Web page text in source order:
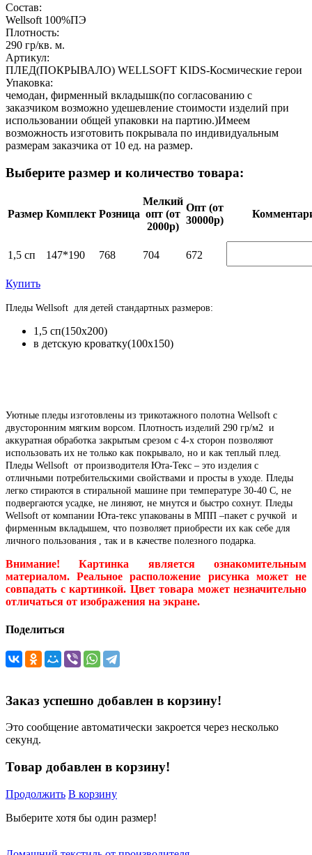
Состав:
Wellsoft 100%ПЭ
Плотность:
290 гр/кв. м.
Артикул:
ПЛЕД(ПОКРЫВАЛО) WELLSOFT KIDS-Космические герои
Упаковка:
чемодан, фирменный вкладышк(по согласованию с
заказчиком возможно удешевление стоимости изделий при
использовании общей упаковки на партию.)Имеем
возможность изготовить покрывала по индивидуальным
размерам заказчика от 10 ед. на размер.
Выберите размер и количество товара:
Размер Комплект Розница
Мелкий
опт (от
2000р)
Опт (от
30000р)
1,5 сп 147*190 768 704 672
Купить
Пледы Wellsoft для детей стандартных размеров:
1,5 сп(150х200)
в детскую кроватку(100х150)
Уютные пледы изготовлены из трикотажного полотна Wellsoft с
двусторонним мягким ворсом. Плотность изделий 290 гр/м2 и
аккуратная обработка закрытым срезом с 4-х сторон позволяют
использовать их не только как покрывало, но и как теплый плед.
Пледы Wellsoft от производителя Юта-Текс – это изделия с
отличными потребительскими свойствами и просты в уходе. Пледы
легко стираются в стиральной машине при температуре 30-40 C, не
подвергаются усадке, не линяют, не мнутся и быстро сохнут. Пледы
Wellsoft от компании Юта-текс упакованы в МПП –пакет с ручкой и
фирменным вкладышем, что позволяет приобрести их как себе для
личного пользования , так и в качестве полезного подарка.
Внимание! Картинка является ознакомительным
материалом. Реальное расположение рисунка может не
совпадать с картинкой. Цвет товара может незначительно
отличаться от изображения на экране.
Поделиться
Заказ успешно добавлен в корзину!
Это сообщение автоматически закроется через несколько
секунд.
Товар добавлен в корзину!
Продолжить В корзину
Выберите хотя бы один размер!